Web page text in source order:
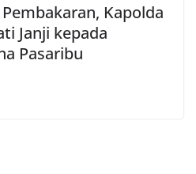
Kapolda
Janji kepada
Pasaribu